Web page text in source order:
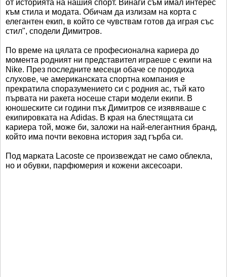
от историята на нашия спорт. Винаги съм имал интерес
към стила и модата. Обичам да излизам на корта с
елегантен екип, в който се чувствам готов да играя със
стил", сподели Димитров.
По време на цялата се професионална кариера до
момента родният ни представител играеше с екипи на
Nike. През последните месеци обаче се породиха
слухове, че американската спортна компания е
прекратила споразумението си с родния ас, тъй като
първата ни ракета носеше стари модели екипи. В
юношеските си години пък Димитров се изявяваше с
екипировката на Adidas. В края на блестящата си
кариера той, може би, заложи на най-елегантния бранд,
който има почти вековна история зад гърба си.
Под марката Lacoste се произвеждат не само облекла,
но и обувки, парфюмерия и кожени аксесоари.